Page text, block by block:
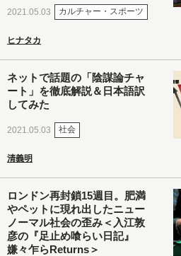
2021.05.03 カルチャー・スポーツ
ヒナタカ
ネットで話題の「陰謀論チャ
ート」を徹底解説＆日本語訳
してみた
2021.05.03 社会
清義明
ロンドン再封鎖15週目。肥満
やペットに現れ出したニュー
ノーマル社会の歪み＜入江敦
彦の『足止め喰らい日記』
嫌々乍らReturns＞